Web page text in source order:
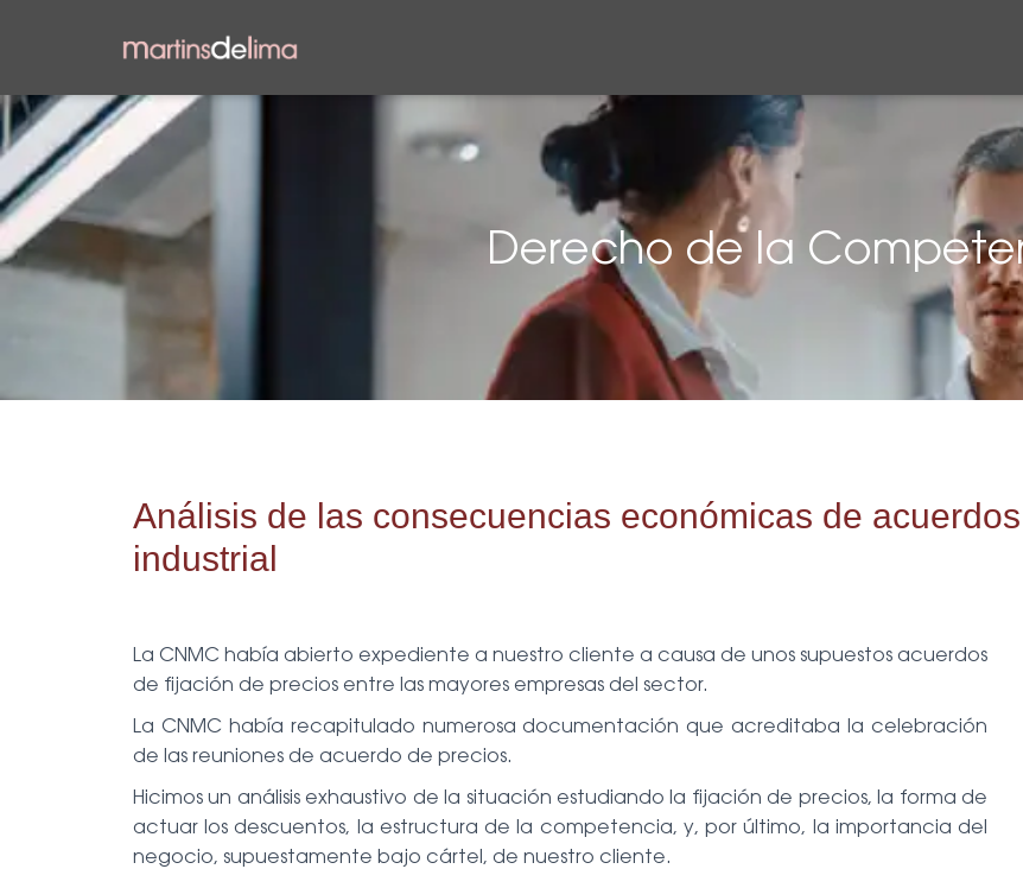
Derecho de la
Análisis de las consecuencias económicas de
industrial
La CNMC había abierto expediente a nuestro cliente a causa de unos supuestos acuerdos
de fijación de precios entre las mayores empresas del sector.
La CNMC había recapitulado numerosa documentación que acreditaba la celebración
de las reuniones de acuerdo de precios.
Hicimos un análisis exhaustivo de la situación estudiando la fijación de precios, la forma de
actuar los descuentos, la estructura de la competencia, y, por último, la importancia del
negocio, supuestamente bajo cártel, de nuestro cliente.